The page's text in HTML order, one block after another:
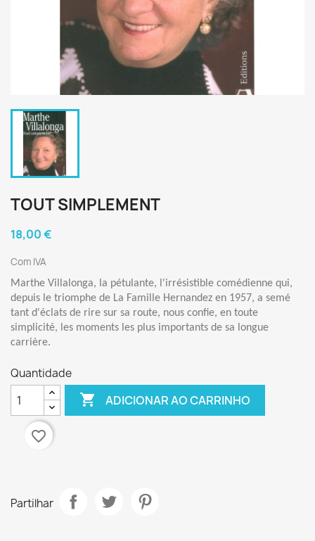
TOUT SIMPLEMENT
18,00 €
Com IVA
Marthe Villalonga, la pétulante, l'irrésistible comédienne qui,
depuis le triomphe de La Famille Hernandez en 1957, a semé
tant d'éclats de rire sur sa route, nous confie, en toute
simplicité, les moments les plus importants de sa longue
carrière.
Quantidade
 ADICIONAR AO CARRINHO
favorite_border
Partilhar